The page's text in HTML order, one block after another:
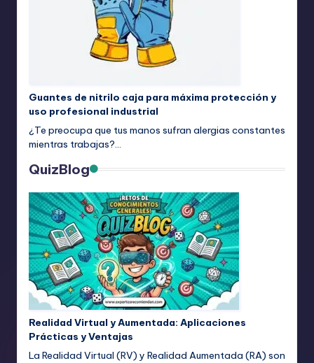
Guantes de nitrilo caja para máxima protección y
uso profesional industrial
¿Te preocupa que tus manos sufran alergias constantes
mientras trabajas?…
QuizBlog
Realidad Virtual y Aumentada: Aplicaciones
Prácticas y Ventajas
La Realidad Virtual (RV) y Realidad Aumentada (RA) son